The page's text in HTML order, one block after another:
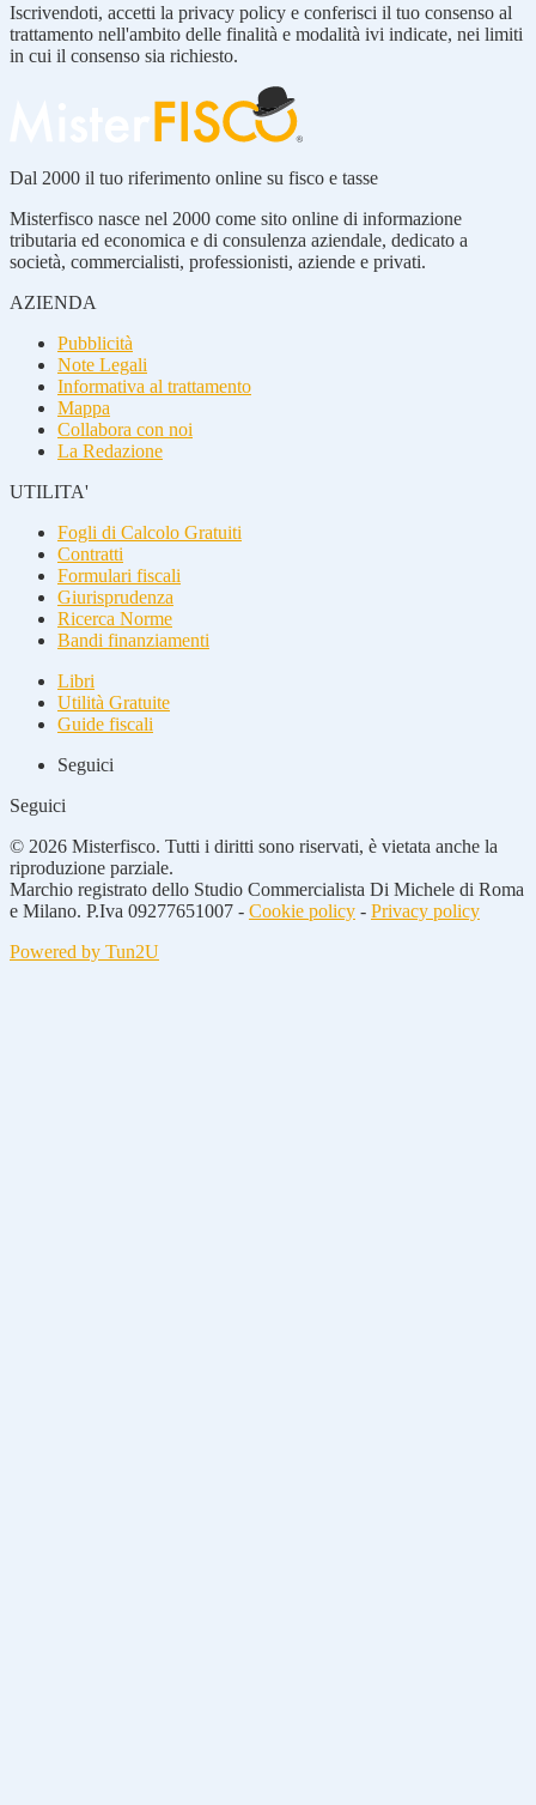
Iscrivendoti, accetti la privacy policy e conferisci il tuo consenso al
trattamento nell'ambito delle finalità e modalità ivi indicate, nei limiti
in cui il consenso sia richiesto.
Dal 2000 il tuo riferimento online su fisco e tasse
Misterfisco nasce nel 2000 come sito online di informazione
tributaria ed economica e di consulenza aziendale, dedicato a
società, commercialisti, professionisti, aziende e privati.
AZIENDA
Pubblicità
Note Legali
Informativa al trattamento
Mappa
Collabora con noi
La Redazione
UTILITA'
Fogli di Calcolo Gratuiti
Contratti
Formulari fiscali
Giurisprudenza
Ricerca Norme
Bandi finanziamenti
Libri
Utilità Gratuite
Guide fiscali
Seguici
Seguici
© 2026 Misterfisco. Tutti i diritti sono riservati, è vietata anche la
riproduzione parziale.
Marchio registrato dello Studio Commercialista Di Michele di Roma
e Milano. P.Iva 09277651007 - Cookie policy - Privacy policy
Powered by Tun2U